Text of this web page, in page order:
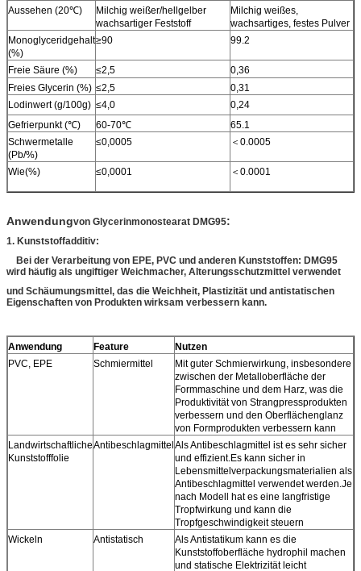
Aussehen (20℃)
Milchig weißer/hellgelber
wachsartiger Feststoff
Milchig weißes,
wachsartiges, festes Pulver
Monoglyceridgehalt
(%)
≥90 99.2
Freie Säure (%) ≤2,5
0,36
Freies Glycerin (%) ≤2,5
0,31
Lodinwert (g/100g) ≤4,0
0,24
Gefrierpunkt (℃)
60-70℃
65.1
Schwermetalle
(Pb/%)
≤0,0005 ＜0.0005
Wie(%) ≤0,0001 ＜0.0001
Anwendungvon Glycerinmonostearat DMG95:
1. Kunststoffadditiv:
Bei der Verarbeitung von EPE, PVC und anderen Kunststoffen: DMG95
wird häufig als ungiftiger Weichmacher, Alterungsschutzmittel verwendet
und Schäumungsmittel, das die Weichheit, Plastizität und antistatischen
Eigenschaften von Produkten wirksam verbessern kann.
Anwendung Feature
Nutzen
PVC, EPE
Schmiermittel
Mit guter Schmierwirkung, insbesondere
zwischen der Metalloberfläche der
Formmaschine und dem Harz, was die
Produktivität von Strangpressprodukten
verbessern und den Oberflächenglanz
von Formprodukten verbessern kann
Landwirtschaftliche
Kunststofffolie
AntibeschlagmittelAls Antibeschlagmittel ist es sehr sicher
und effizient.Es kann sicher in
Lebensmittelverpackungsmaterialien als
Antibeschlagmittel verwendet werden.Je
nach Modell hat es eine langfristige
Tropfwirkung und kann die
Tropfgeschwindigkeit steuern
Wickeln
Antistatisch
Als Antistatikum kann es die
Kunststoffoberfläche hydrophil machen
und statische Elektrizität leicht